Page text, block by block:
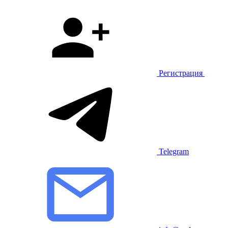
Регистрация
Telegram